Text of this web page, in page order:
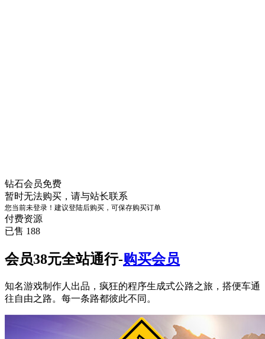
钻石会员免费
暂时无法购买，请与站长联系
您当前未登录！建议登陆后购买，可保存购买订单
付费资源
已售 188
会员38元全站通行-购买会员
知名游戏制作人出品，疯狂的程序生成式公路之旅，搭便车通
往自由之路。每一条路都彼此不同。